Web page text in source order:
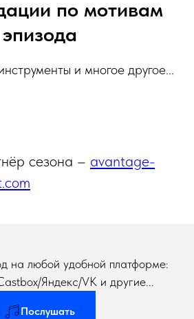
по мотивам
эпизода
и многое другое...
сезона – avantage-
на любой удобной платформе:
Яндекс/VK и другие...
Послушать